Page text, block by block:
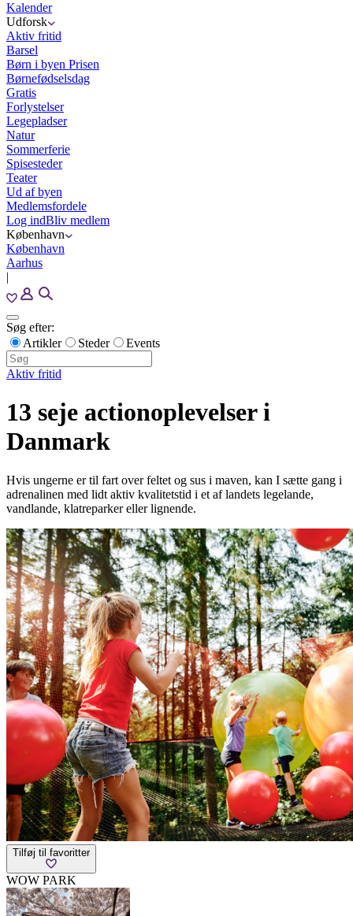
Kalender
Udforsk
Aktiv fritid
Barsel
Børn i byen Prisen
Børnefødselsdag
Gratis
Forlystelser
Legepladser
Natur
Sommerferie
Spisesteder
Teater
Ud af byen
Medlemsfordele
Log indBliv medlem
København
København
Aarhus
|
Søg efter:
Artikler
Steder Events
Aktiv fritid
13 seje actionoplevelser i
Danmark
Hvis ungerne er til fart over feltet og sus i maven, kan I sætte gang i
adrenalinen med lidt aktiv kvalitetstid i et af landets legelande,
vandlande, klatreparker eller lignende.
Tilføj til favoritter
WOW PARK